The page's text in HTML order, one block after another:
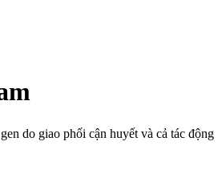
do giao phối cận huyết và cả tác động